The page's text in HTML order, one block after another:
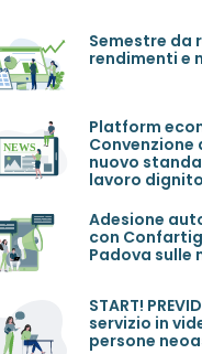
Semestre da
rendimenti e
Platform
Convenzione
nuovo
lavoro
Adesione
con
Padova sulle
START!
servizio in
persone